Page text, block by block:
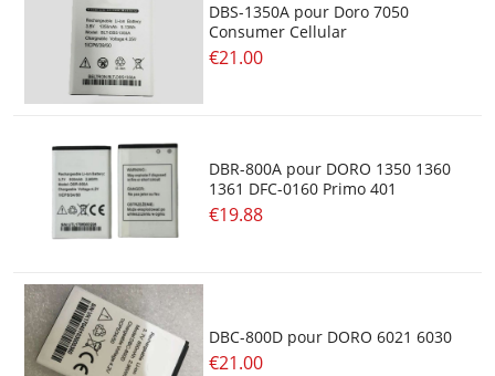
DBS-1350A pour Doro 7050
Consumer Cellular
€21.00
DBR-800A pour DORO 1350 1360
1361 DFC-0160 Primo 401
€19.88
DBC-800D pour DORO 6021 6030
€21.00